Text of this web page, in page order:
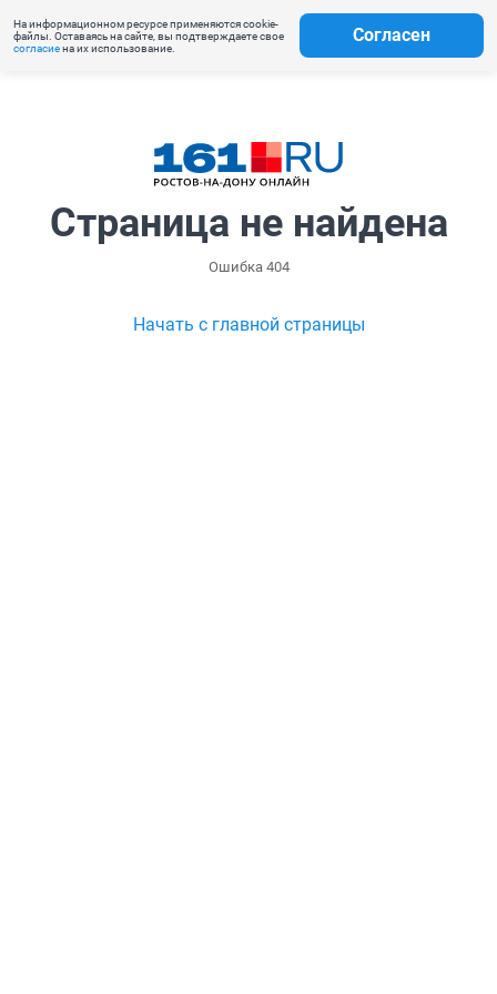
На информационном ресурсе применяются cookie-
файлы. Оставаясь на сайте, вы подтверждаете свое
согласиена их использование.
Согласен
Страница не найдена
Ошибка 404
Начать с главной страницы